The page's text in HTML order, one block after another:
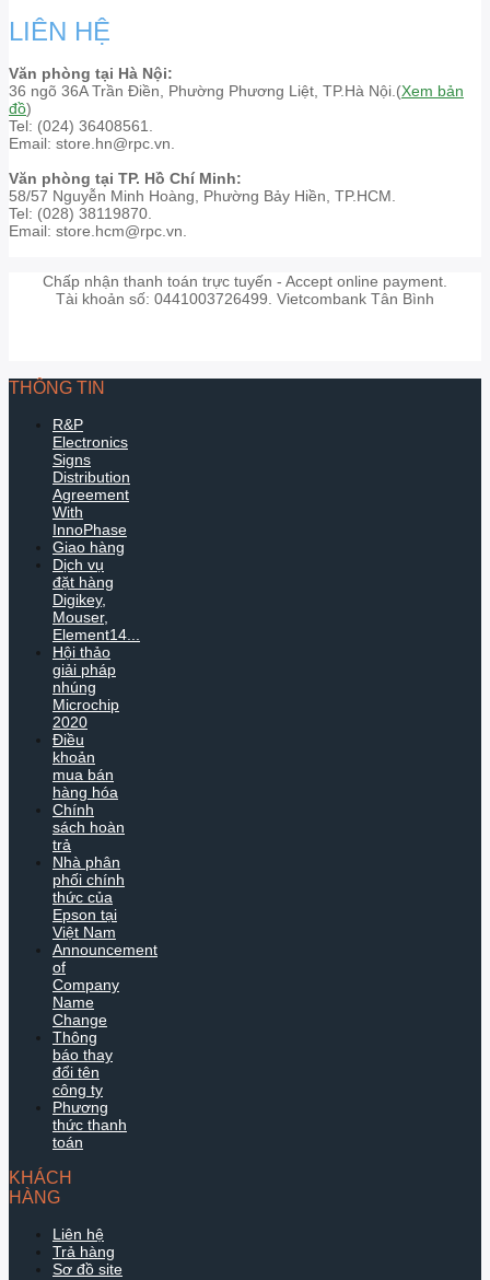
LIÊN HỆ
Văn phòng tại Hà Nội:
36 ngõ 36A Trần Điền, Phường Phương Liệt, TP.Hà Nội.(Xem bản
đồ)
Tel: (024) 36408561.
Email: store.hn@rpc.vn.
Văn phòng tại TP. Hồ Chí Minh:
58/57 Nguyễn Minh Hoàng, Phường Bảy Hiền, TP.HCM.
Tel: (028) 38119870.
Email: store.hcm@rpc.vn.
Chấp nhận thanh toán trực tuyến - Accept online payment.
Tài khoản số: 0441003726499. Vietcombank Tân Bình
THÔNG TIN
R&P
Electronics
Signs
Distribution
Agreement
With
InnoPhase
Giao hàng
Dịch vụ
đặt hàng
Digikey,
Mouser,
Element14...
Hội thảo
giải pháp
nhúng
Microchip
2020
Điều
khoản
mua bán
hàng hóa
Chính
sách hoàn
trả
Nhà phân
phối chính
thức của
Epson tại
Việt Nam
Announcement
of
Company
Name
Change
Thông
báo thay
đổi tên
công ty
Phương
thức thanh
toán
KHÁCH
HÀNG
Liên hệ
Trả hàng
Sơ đồ site